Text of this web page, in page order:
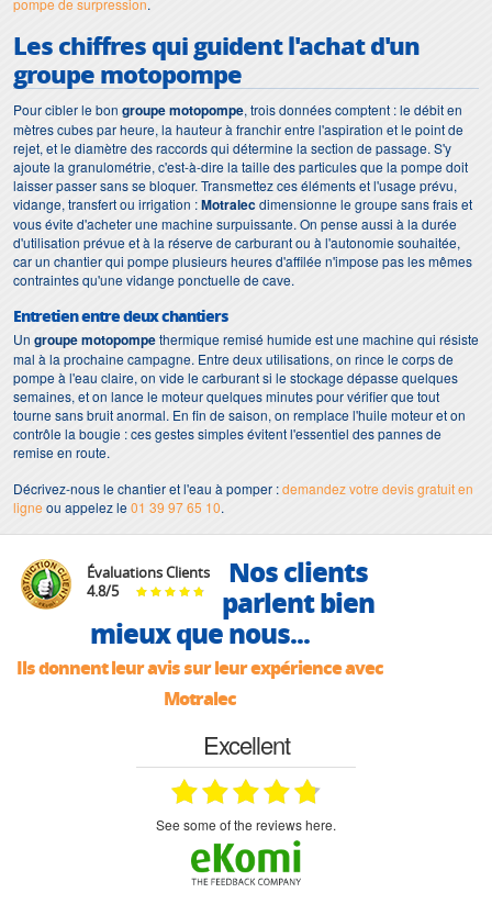
pompe de surpression.
Les chiffres qui guident l'achat d'un
groupe motopompe
Pour cibler le bon groupe motopompe, trois données comptent : le débit en
mètres cubes par heure, la hauteur à franchir entre l'aspiration et le point de
rejet, et le diamètre des raccords qui détermine la section de passage. S'y
ajoute la granulométrie, c'est-à-dire la taille des particules que la pompe doit
laisser passer sans se bloquer. Transmettez ces éléments et l'usage prévu,
vidange, transfert ou irrigation :Motralecdimensionne le groupe sans frais et
vous évite d'acheter une machine surpuissante. On pense aussi à la durée
d'utilisation prévue et à la réserve de carburant ou à l'autonomie souhaitée,
car un chantier qui pompe plusieurs heures d'affilée n'impose pas les mêmes
contraintes qu'une vidange ponctuelle de cave.
Entretien entre deux chantiers
Un groupe motopompethermique remisé humide est une machine qui résiste
mal à la prochaine campagne. Entre deux utilisations, on rince le corps de
pompe à l'eau claire, on vide le carburant si le stockage dépasse quelques
semaines, et on lance le moteur quelques minutes pour vérifier que tout
tourne sans bruit anormal. En fin de saison, on remplace l'huile moteur et on
contrôle la bougie : ces gestes simples évitent l'essentiel des pannes de
remise en route.
Décrivez-nous le chantier et l'eau à pomper :demandez votre devis gratuit en
ligne ou appelez le01 39 97 65 10.
Évaluations Clients
4.8/5
Nos clients
parlent bien
mieux que nous...
Ils donnent leur avis sur leur expérience avec
Motralec
Excellent
see some of the reviews here.